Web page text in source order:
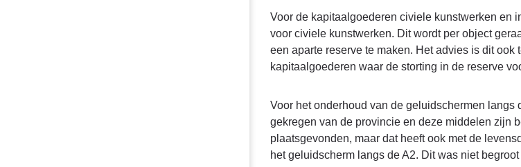
Toelichting
vrijval
bestemmingsreserve
Voor de kapitaalgoederen civiele kunstwerken en
voor civiele kunstwerken. Dit wordt per object
een aparte reserve te maken. Het advies is dit
kapitaalgoederen waar de storting in de reserve
Voor het onderhoud van de geluidschermen
gekregen van de provincie en deze middelen zijn
plaatsgevonden, maar dat heeft ook met de
het geluidscherm langs de A2. Dit was niet